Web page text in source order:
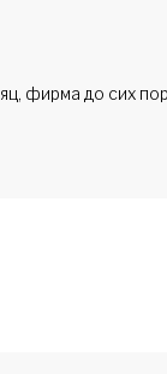
фирма до сих